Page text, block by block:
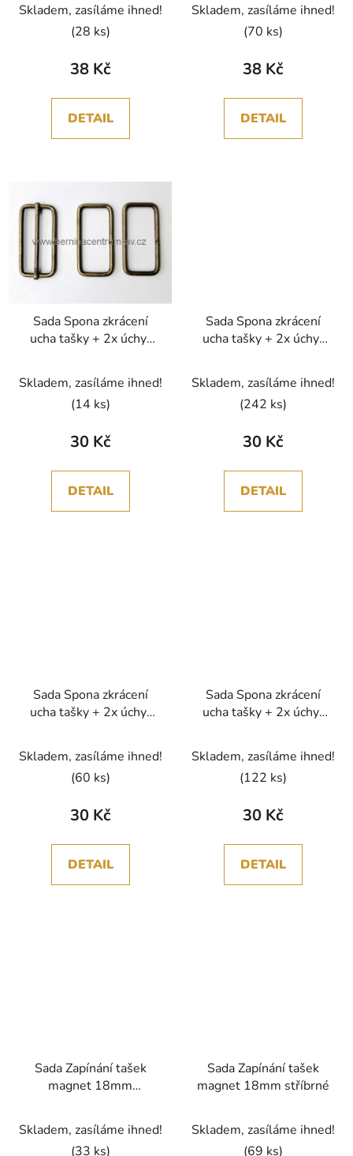
Skladem, zasíláme ihned!
(28 ks)
38 Kč
DETAIL
Skladem, zasíláme ihned!
(70 ks)
38 Kč
DETAIL
Sada Spona zkrácení
ucha tašky + 2x úchyt
staromosaz
Skladem, zasíláme ihned!
(14 ks)
30 Kč
DETAIL
Sada Spona zkrácení
ucha tašky + 2x úchyt
stříbrná
Skladem, zasíláme ihned!
(242 ks)
30 Kč
DETAIL
Sada Spona zkrácení
ucha tašky + 2x úchyt
staromosaz
Skladem, zasíláme ihned!
(60 ks)
30 Kč
DETAIL
Sada Spona zkrácení
ucha tašky + 2x úchyt
stříbrná
Skladem, zasíláme ihned!
(122 ks)
30 Kč
DETAIL
Sada Zapínání tašek
magnet 18mm
Skladem, zasíláme ihned!
(33 ks)
Sada Zapínání tašek
magnet 18mm stříbrné
Skladem, zasíláme ihned!
(69 ks)